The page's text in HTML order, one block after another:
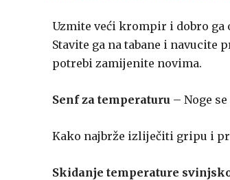
Uzmite veći krompir i dobro
Stavite ga na tabane i navucite
potrebi zamijenite novima.
Senf za temperaturu – Noge
Kako najbrže izliječiti gripu i
Skidanje temperature